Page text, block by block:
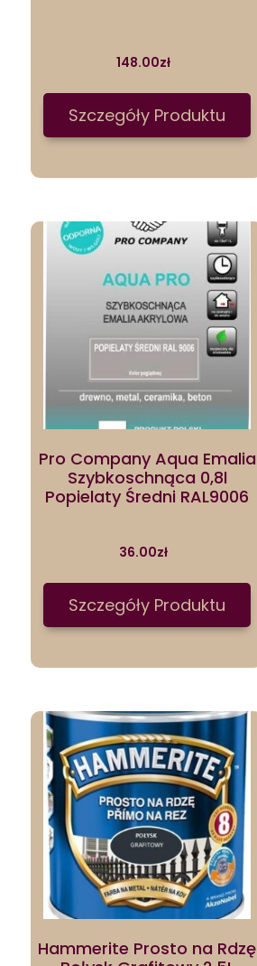
148.00zł
Szczegóły Produktu
Pro Company Aqua Emalia
Szybkoschnąca 0,8l
Popielaty Średni RAL9006
36.00zł
Szczegóły Produktu
Hammerite Prosto na Rdzę